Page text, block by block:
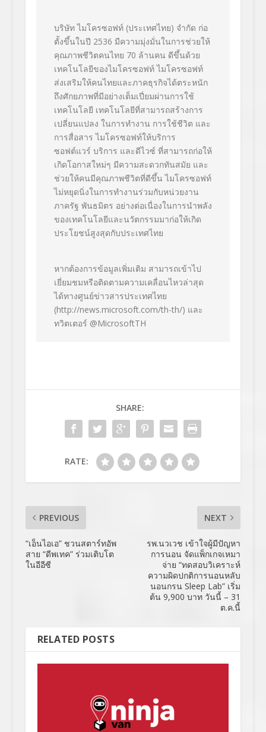
บริษัท ไมโครซอฟท์ (ประเทศไทย) จำกัด ก่อ
ตั้งขึ้นในปี 2536 มีความมุ่งมั่นในการช่วยให้
คุณภาพชีวิตคนไทย 70 ล้านคน ดีขึ้นด้วย
เทคโนโลยีของไมโครซอฟท์ไมโครซอฟท์
ส่งเสริมให้คนไทยและภาคธุรกิจได้ตระหนัก
ถึงศักยภาพที่มีอย่างเต็มเปี่ยมผ่านการใช้
เทคโนโลยี เทคโนโลยีที่สามารถสร้างการ
เปลี่ยนแปลง ในการทำงาน การใช้ชีวิต และ
การสื่อสาร ไมโครซอฟท์ให้บริการ
ซอฟต์แวร์ บริการ และดีไวซ์ ที่สามารถก่อให้
เกิดโอกาสใหม่ๆ มีความสะดวกทันสมัย และ
ช่วยให้คนมีคุณภาพชีวิตที่ดีขึ้น ไมโครซอฟท์
ไม่หยุดนิ่งในการทำงานร่วมกับหน่วยงาน
ภาครัฐ พันธมิตร อย่างต่อเนื่องในการนำพลัง
ของเทคโนโลยีและนวัตกรรมมาก่อให้เกิด
ประโยชน์สูงสุดกับประเทศไทย
หากต้องการข้อมูลเพิ่มเติม สามารถเข้าไป
เยี่ยมชมหรือติดตามความเคลื่อนไหวล่าสุด
ได้ทางศูนย์ข่าวสารประเทศไทย
(http://news.microsoft.com/th-th/) และ
ทวิตเตอร์ @MicrosoftTH
SHARE:
RATE:
PREVIOUS
“เอ็นไอเอ” ชวนสตาร์ทอัพ
สาย “ดีพเทค” ร่วมเติบโต
ในอีอีซี
NEXT
รพ.นวเวช เข้าใจผู้มีปัญหา
การนอน จัดแพ็กเกจเหมา
จ่าย “ทดสอบวิเคราะห์
ความผิดปกติการนอนหลับ
นอนกรน Sleep Lab” เริ่ม
ต้น 9,900 บาท วันนี้ – 31
ต.ค.นี้
RELATED POSTS